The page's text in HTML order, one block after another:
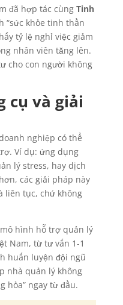
đã hợp tác cùng Tinh
“sức khỏe tinh thần
tỷ lệ nghỉ việc giảm
nhân viên tăng lên.
cho con người không
cụ và giải
nghiệp có thể
Ví dụ: ứng dụng
lý stress, hay dịch
các giải pháp này
liên tục, chứ không
hình hỗ trợ quản lý
Nam, từ tư vấn 1-1
huấn luyện đội ngũ
nhà quản lý không
hỏa” ngay từ đầu.